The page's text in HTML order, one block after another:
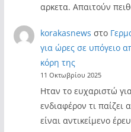
αρκετα. Απαιτούν
korakasnews στο
για ώρες σε υπόγειο
κόρη της
11 Οκτωβρίου 2025
Ηταν το ευχαριστώ
ενδιαφέρον τι
είναι αντικείμενο